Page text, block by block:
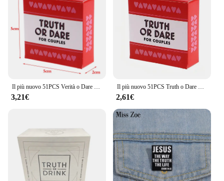
Il più nuovo 51PCS Verità o Dare per coppie Giochi di carte Amanti Gioco da tavolo Fornitura Versione inglese Gioco da tavolo
3,21€
Il più nuovo 51PCS Truth o Dare per le coppie giochi di carte Lovers fornitura di giochi da tavolo versione inglese gioco da tavolo
2,61€